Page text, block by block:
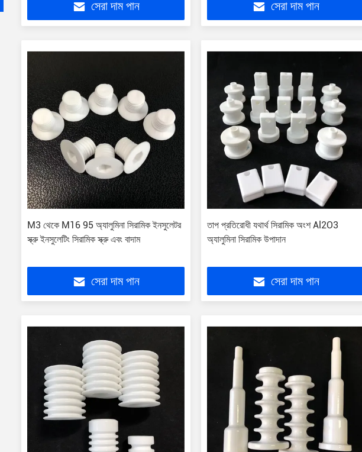
সেরা দাম পান সেরা দাম পান
M3 থেকে M16 95 অ্যালুমিনা সিরামিক ইনসুলেটর
স্ক্রু ইনসুলেটিং সিরামিক স্ক্রু এবং বাদাম
সেরা দাম পান
তাপ প্রতিরোধী যথার্থ সিরামিক অংশ Al2O3
অ্যালুমিনা সিরামিক উপাদান
সেরা দাম পান